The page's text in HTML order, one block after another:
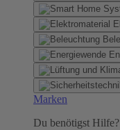
Marken
Du benötigst